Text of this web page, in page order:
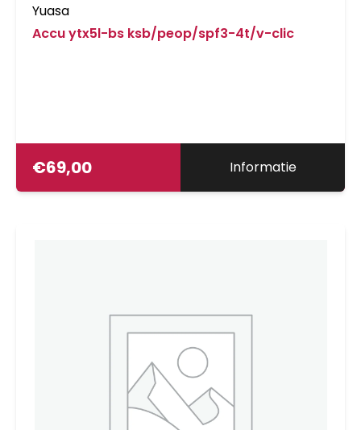
Yuasa
Accu ytx5l-bs ksb/peop/spf3-4t/v-clic
€69,00 Informatie